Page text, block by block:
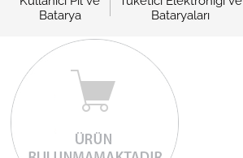
Batarya
Bataryaları